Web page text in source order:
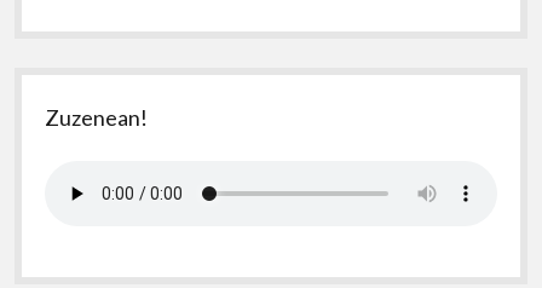
Zuzenean!